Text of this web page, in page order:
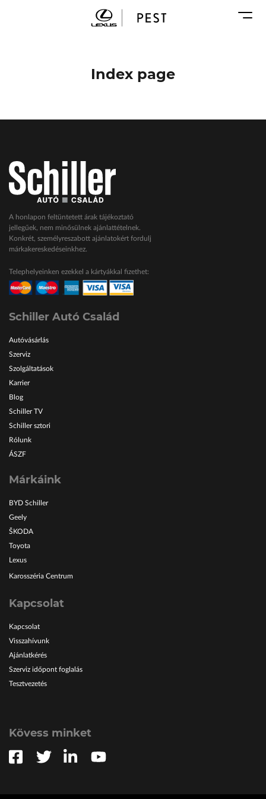
ŠKODA Schiller
Geely Schiller
Seat Schiller
Tesla Approved Body Shop
VW Haszonjárművek
VW Service Schiller
ŠKODA Schiller
Karosszéria Centrum
Index page
A honlapon feltüntetett árak tájékoztató
jellegűek, nem minősülnek ajánlattételnek.
Konkrét, személyreszabott ajánlatokért fordulj
márkakereskedéseinkhez.
Telephelyeinken ezekkel a kártyákkal fizethet:
Schiller Autó Család
Autóvásárlás
Szerviz
Szolgáltatások
Karrier
Blog
Schiller TV
Schiller sztori
Rólunk
ÁSZF
Márkáink
BYD Schiller
Geely
ŠKODA
Toyota
Lexus
Karosszéria Centrum
Kapcsolat
Kapcsolat
Visszahívunk
Ajánlatkérés
Szerviz időpont foglalás
Tesztvezetés
Kövess minket